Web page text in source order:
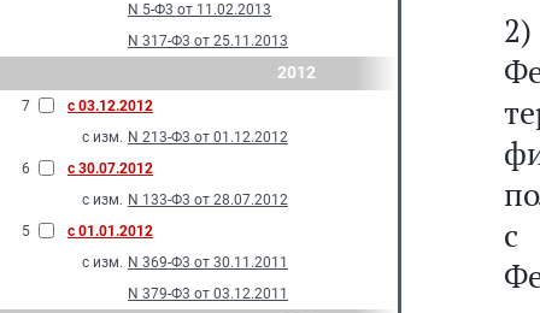
N 5-Ф3 от 11.02.2013
N 317-Ф3 от 25.11.2013
2012
7
с 03.12.2012
с изм. N 213-Ф3 от 01.12.2012
6
с 30.07.2012
с изм. N 133-Ф3 от 28.07.2012
5
с 01.01.2012
с изм. N 369-Ф3 от 30.11.2011
N 379-Ф3 от 03.12.2011